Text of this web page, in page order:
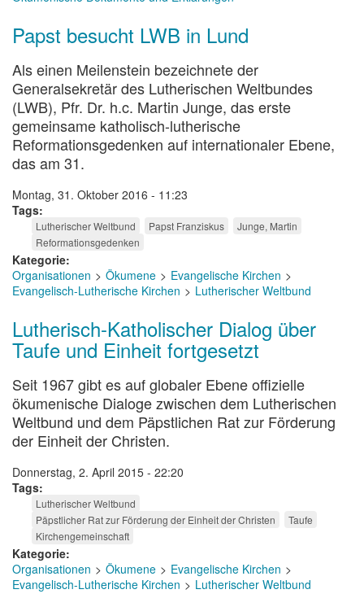
Papst besucht LWB in Lund
Als einen Meilenstein bezeichnete der
Generalsekretär des Lutherischen Weltbundes
(LWB), Pfr. Dr. h.c. Martin Junge, das erste
gemeinsame katholisch-lutherische
Reformationsgedenken auf internationaler Ebene,
das am 31.
Montag, 31. Oktober 2016 - 11:23
Tags
Lutherischer Weltbund Papst Franziskus
Junge, Martin
Reformationsgedenken
Kategorie
Organisationen
Ökumene
Evangelische Kirchen
Evangelisch-Lutherische Kirchen
Lutherischer Weltbund
Lutherisch-Katholischer Dialog über
Taufe und Einheit fortgesetzt
Seit 1967 gibt es auf globaler Ebene offizielle
ökumenische Dialoge zwischen dem Lutherischen
Weltbund und dem Päpstlichen Rat zur Förderung
der Einheit der Christen.
Donnerstag, 2. April 2015 - 22:20
Tags
Lutherischer Weltbund
Päpstlicher Rat zur Förderung der Einheit der Christen
Taufe
Kirchengemeinschaft
Kategorie
Organisationen
Ökumene
Evangelische Kirchen
Evangelisch-Lutherische Kirchen
Lutherischer Weltbund